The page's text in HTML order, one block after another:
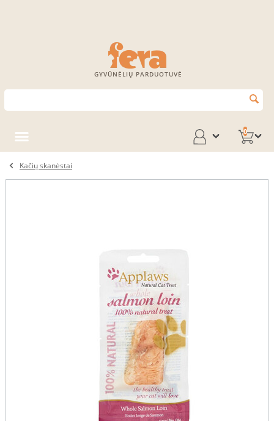
GYVŪNĖLIŲ PARDUOTUVĖ
0
Kačių skanėstai